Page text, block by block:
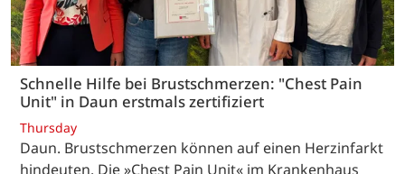
Schnelle Hilfe bei Brustschmerzen: "Chest Pain
Unit" in Daun erstmals zertifiziert
Thursday
Daun. Brustschmerzen können auf einen Herzinfarkt
hindeuten. Die »Chest Pain Unit« im Krankenhaus